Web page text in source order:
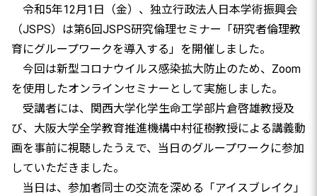
令和5年12月1日（金）、独立行政法人日本学術振興会
（JSPS）は第6回JSPS研究倫理セミナー「研究者倫理教
育にグループワークを導入する」を開催しました。
今回は新型コロナウイルス感染拡大防止のため、Zoom
を使用したオンラインセミナーとして実施しました。
受講者には、関西大学化学生命工学部片倉啓雄教授及
び、大阪大学全学教育推進機構中村征樹教授による講義動
画を事前に視聴したうえで、当日のグループワークに参加
していただきました。
当日は、参加者同士の交流を深める「アイスブレイク」